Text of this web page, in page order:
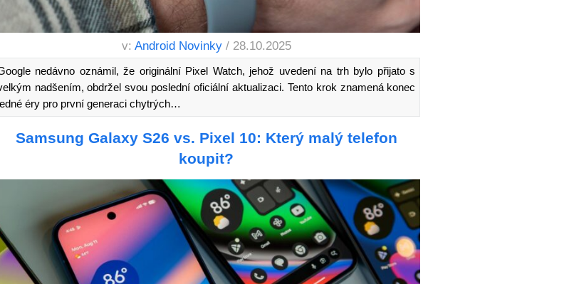
v: Android Novinky / 28.10.2025
nedávno oznámil, že originální Pixel Watch, jehož uvedení na trh bylo přijato s
nadšením, obdržel svou poslední oficiální aktualizaci. Tento krok znamená konec
éry pro první generaci chytrých…
Samsung Galaxy S26 vs. Pixel 10: Který malý telefon
koupit?